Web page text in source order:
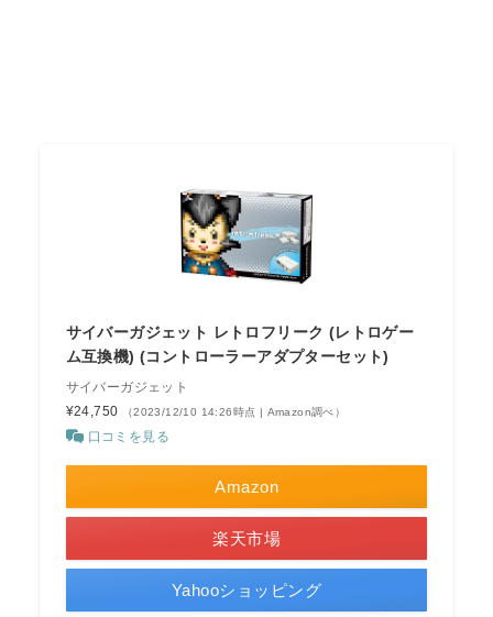
サイバーガジェット レトロフリーク (レトロゲー
ム互換機) (コントローラーアダプターセット)
サイバーガジェット
¥24,750
（2023/12/10 14:26時点 | Amazon調べ）
口コミを見る
Amazon
楽天市場
Yahooショッピング